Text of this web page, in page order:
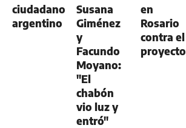
ciudadano
argentino
Susana
Giménez
y
Facundo
Moyano:
"El
chabón
vio luz y
entró"
en
Rosario
contra el
proyecto